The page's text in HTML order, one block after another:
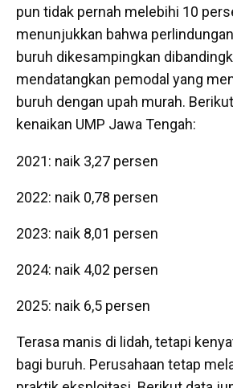
pun tidak pernah melebihi 10
menunjukkan bahwa
buruh dikesampingkan
mendatangkan pemodal yang
buruh dengan upah murah.
kenaikan UMP Jawa Tengah:
2021: naik 3,27 persen
2022: naik 0,78 persen
2023: naik 8,01 persen
2024: naik 4,02 persen
2025: naik 6,5 persen
Terasa manis di lidah, tetapi
bagi buruh. Perusahaan tetap